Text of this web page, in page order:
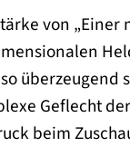
von
überzeugend
Geflecht
beim